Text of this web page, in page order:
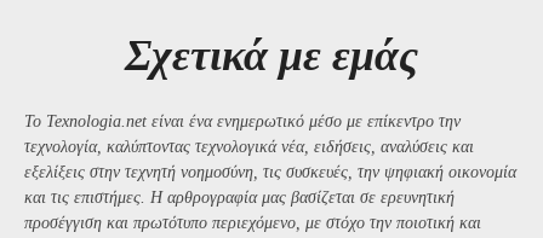
Σχετικά με εμάς
Το Texnologia.net είναι ένα ενημερωτικό μέσο με επίκεντρο την
τεχνολογία, καλύπτοντας τεχνολογικά νέα, ειδήσεις, αναλύσεις και
εξελίξεις στην τεχνητή νοημοσύνη, τις συσκευές, την ψηφιακή οικονομία
και τις επιστήμες. Η αρθρογραφία μας βασίζεται σε ερευνητική
προσέγγιση και πρωτότυπο περιεχόμενο, με στόχο την ποιοτική και